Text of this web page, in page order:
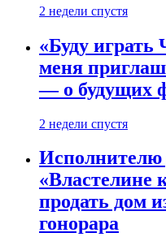
2 недели спустя
«Буду играть
меня
— о будущих
2 недели спустя
Исполнителю
«Властелине
продать дом
гонорара